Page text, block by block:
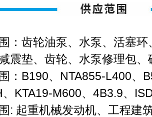
：齿轮油泵、水泵、活塞
震垫、齿轮、水泵修理包、
：B190、NTA855-L400、
KTA19-M600、4B3.9、
: 起重机械发动机、工程建